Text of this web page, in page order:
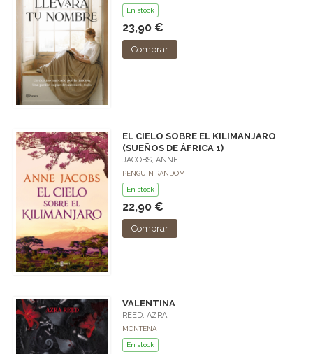
En stock
23,90 €
Comprar
EL CIELO SOBRE EL KILIMANJARO
(SUEÑOS DE ÁFRICA 1)
JACOBS, ANNE
PENGUIN RANDOM
En stock
22,90 €
Comprar
VALENTINA
REED, AZRA
MONTENA
En stock